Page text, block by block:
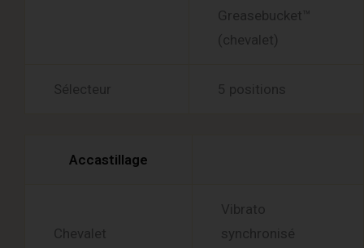
Greasebucket™
(chevalet)
Sélecteur 5 positions
Accastillage
Chevalet
Vibrato
synchronisé